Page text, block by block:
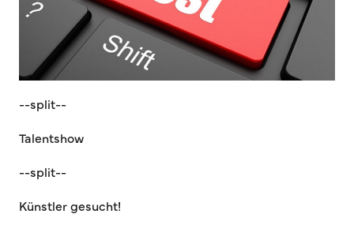
--split--
Talentshow
--split--
Künstler gesucht!